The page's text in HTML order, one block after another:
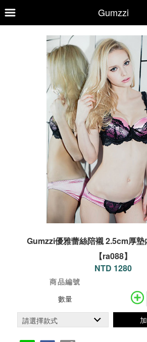
Gumzzi
Gumzzi優雅蕾絲陪襯 2.5cm厚
【ra088】
NTD 1280
商品編號
數量